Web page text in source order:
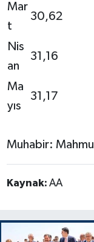
Mar
t
30,62
Nis
an
31,16
Ma
yıs
31,17
Muhabir:
Kaynak: AA